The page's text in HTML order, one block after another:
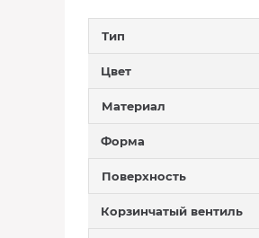
Тип
Цвет
Материал
Форма
Поверхность
Корзинчатый вентиль